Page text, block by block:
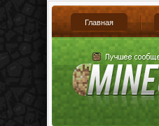
Главная